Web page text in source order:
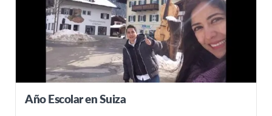
Año Escolar en Suiza